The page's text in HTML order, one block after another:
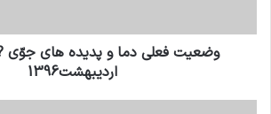
اردیبهشت1396